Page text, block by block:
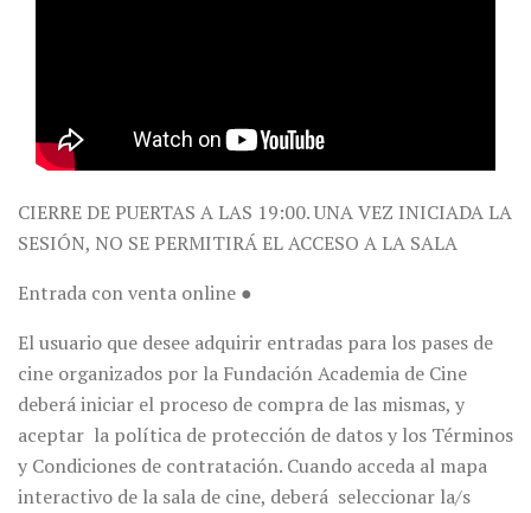
CIERRE DE PUERTAS A LAS 19:00. UNA VEZ INICIADA LA
SESIÓN, NO SE PERMITIRÁ EL ACCESO A LA SALA
Entrada con venta online ●
El usuario que desee adquirir entradas para los pases de
cine organizados por la Fundación Academia de Cine
deberá iniciar el proceso de compra de las mismas, y
aceptar la política de protección de datos y los Términos
y Condiciones de contratación. Cuando acceda al mapa
interactivo de la sala de cine, deberá seleccionar la/s